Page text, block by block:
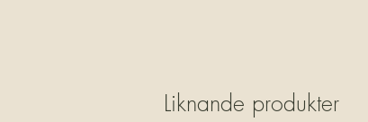
Liknande produkter